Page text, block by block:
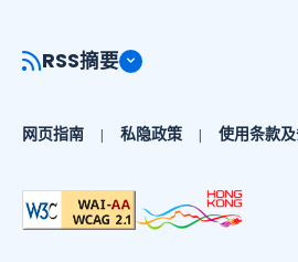
RSS摘要
网页指南 私隐政策 使用条款